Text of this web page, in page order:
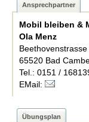
Ansprechpartner
Mobil bleiben &
Ola Menz
Beethovenstrasse
65520 Bad
Tel.: 0151 /
EMail:
Übungsplan